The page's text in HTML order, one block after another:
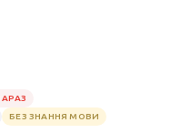
БЕЗ ЗНАННЯ МОВИ